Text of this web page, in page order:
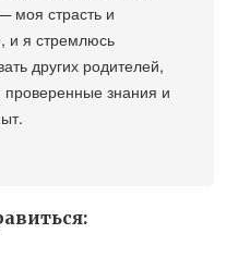
моя страсть и
и я стремлюсь
других родителей,
проверенные знания и